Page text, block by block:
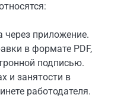
через приложение.
в формате PDF,
подписью.
и занятости в
работодателя.